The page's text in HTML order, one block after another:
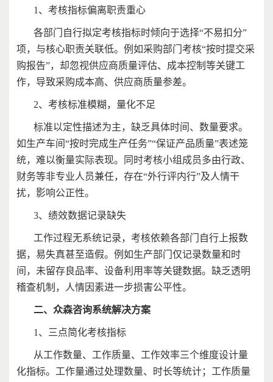
1、考核指标偏离职责重心
各部门自行拟定考核指标时倾向于选择“不易扣分”
项，与核心职责关联低。例如采购部门考核“按时提交采
购报告”，却忽视供应商质量评估、成本控制等关键工
作，导致采购成本高、供应商质量参差。
2、考核标准模糊，量化不足
标准以定性描述为主，缺乏具体时间、数量要求。
如生产车间“按时完成生产任务”“保证产品质量”表述笼
统，难以衡量实际表现。同时考核小组成员多由行政、
财务等非专业人员兼任，存在“外行评内行”及人情干
扰，影响公正性。
3、绩效数据记录缺失
工作过程无系统记录，考核依赖各部门自行上报数
据，易失真甚至造假。例如生产部门仅记录数量和时
间，未留存良品率、设备利用率等关键数据。缺乏透明
稽查机制，人情因素进一步损害公平性。
二、众森咨询系统解决方案
1、三点简化考核指标
从工作数量、工作质量、工作效率三个维度设计量
化指标。工作量通过处理数量、时长等统计；工作质量